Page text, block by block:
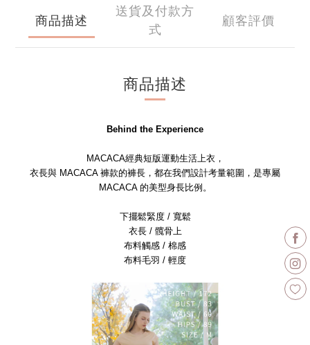
商品描述
送貨及付款方
式
顧客評價
商品描述
Behind the Experience
MACACA經典短版運動生活上衣，
衣長與 MACACA 褲款的褲長，都在我們設計考量範圍，是專屬
MACACA 的美型身長比例。
下擺鬆緊度 / 寬鬆
衣長 / 髖骨上
布料觸感 / 棉感
布料毛羽 / 輕度